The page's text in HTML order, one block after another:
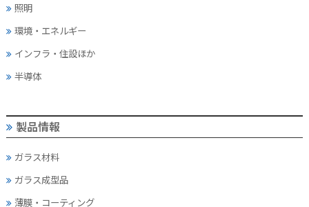
照明
環境・エネルギー
インフラ・住設ほか
半導体
製品情報
ガラス材料
ガラス成型品
薄膜・コーティング